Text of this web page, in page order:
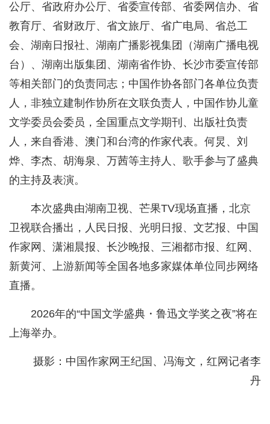
公厅、省政府办公厅、省委宣传部、省委网信办、省
教育厅、省财政厅、省文旅厅、省广电局、省总工
会、湖南日报社、湖南广播影视集团（湖南广播电视
台）、湖南出版集团、湖南省作协、长沙市委宣传部
等相关部门的负责同志；中国作协各部门各单位负责
人，非独立建制作协所在文联负责人，中国作协儿童
文学委员会委员，全国重点文学期刊、出版社负责
人，来自香港、澳门和台湾的作家代表。何炅、刘
烨、李杰、胡海泉、万茜等主持人、歌手参与了盛典
的主持及表演。
本次盛典由湖南卫视、芒果TV现场直播，北京
卫视联合播出，人民日报、光明日报、文艺报、中国
作家网、潇湘晨报、长沙晚报、三湘都市报、红网、
新黄河、上游新闻等全国各地多家媒体单位同步网络
直播。
2026年的“中国文学盛典・鲁迅文学奖之夜”将在
上海举办。
摄影：中国作家网王纪国、冯海文，红网记者李
丹